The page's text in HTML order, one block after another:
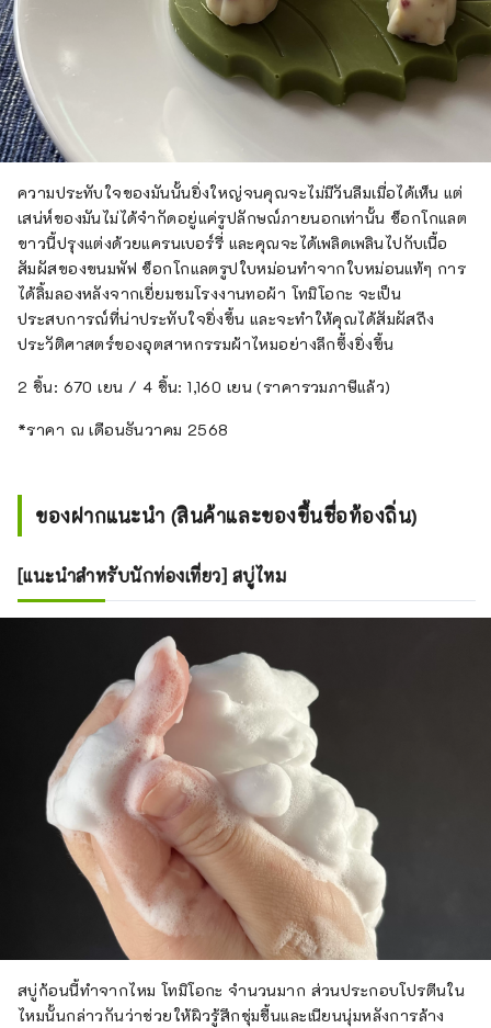
ความประทับใจของมันนั้นยิ่งใหญ่จนคุณจะไม่มีวันลืมเมื่อได้เห็น แต่
เสน่ห์ของมันไม่ได้จำกัดอยู่แค่รูปลักษณ์ภายนอกเท่านั้น ช็อกโกแลต
ขาวนี้ปรุงแต่งด้วยแครนเบอร์รี่ และคุณจะได้เพลิดเพลินไปกับเนื้อ
สัมผัสของขนมพัฟ ช็อกโกแลตรูปใบหม่อนทำจากใบหม่อนแท้ๆ การ
ได้ลิ้มลองหลังจากเยี่ยมชมโรงงานทอผ้า โทมิโอกะ จะเป็น
ประสบการณ์ที่น่าประทับใจยิ่งขึ้น และจะทำให้คุณได้สัมผัสถึง
ประวัติศาสตร์ของอุตสาหกรรมผ้าไหมอย่างลึกซึ้งยิ่งขึ้น
2 ชิ้น: 670 เยน / 4 ชิ้น: 1,160 เยน (ราคารวมภาษีแล้ว)
*ราคา ณ เดือนธันวาคม 2568
ของฝากแนะนำ (สินค้าและของขึ้นชื่อท้องถิ่น)
[แนะนำสำหรับนักท่องเที่ยว] สบู่ไหม
สบู่ก้อนนี้ทำจากไหม โทมิโอกะ จำนวนมาก ส่วนประกอบโปรตีนใน
ไหมนั้นกล่าวกันว่าช่วยให้ผิวรู้สึกชุ่มชื้นและเนียนนุ่มหลังการล้าง